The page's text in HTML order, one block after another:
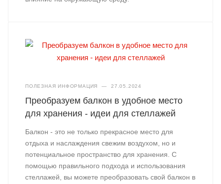
ПОЛЕЗНАЯ ИНФОРМАЦИЯ — 27.05.2024
Преобразуем балкон в удобное место
для хранения - идеи для стеллажей
Балкон - это не только прекрасное место для
отдыха и наслаждения свежим воздухом, но и
потенциальное пространство для хранения. С
помощью правильного подхода и использования
стеллажей, вы можете преобразовать свой балкон в